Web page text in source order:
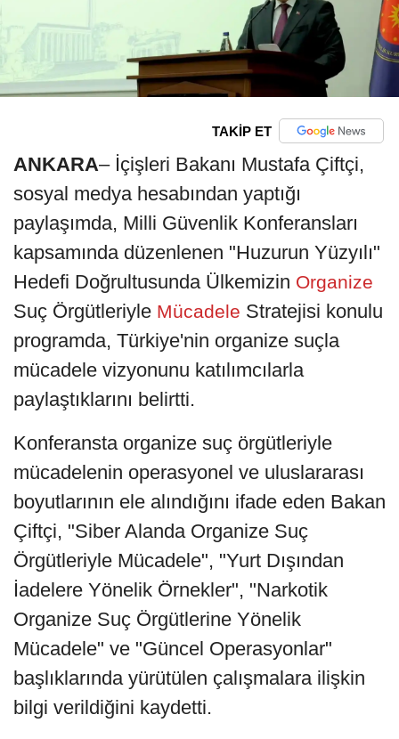
TAKİP ET
ANKARA– İçişleri Bakanı Mustafa Çiftçi,
sosyal medya hesabından yaptığı
paylaşımda, Milli Güvenlik Konferansları
kapsamında düzenlenen "Huzurun Yüzyılı"
Hedefi Doğrultusunda Ülkemizin Organize
Suç Örgütleriyle Mücadele Stratejisi konulu
programda, Türkiye'nin organize suçla
mücadele vizyonunu katılımcılarla
paylaştıklarını belirtti.
Konferansta organize suç örgütleriyle
mücadelenin operasyonel ve uluslararası
boyutlarının ele alındığını ifade eden Bakan
Çiftçi, "Siber Alanda Organize Suç
Örgütleriyle Mücadele", "Yurt Dışından
İadelere Yönelik Örnekler", "Narkotik
Organize Suç Örgütlerine Yönelik
Mücadele" ve "Güncel Operasyonlar"
başlıklarında yürütülen çalışmalara ilişkin
bilgi verildiğini kaydetti.